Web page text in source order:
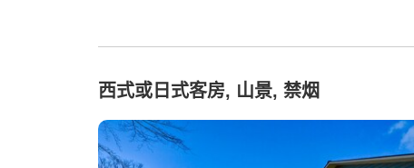
西式或日式客房, 山景, 禁烟